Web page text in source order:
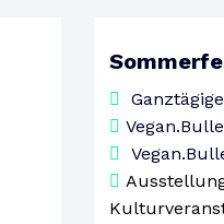
22
AUGUST